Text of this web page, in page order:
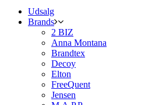
Udsalg
Brands
2 BIZ
Anna Montana
Brandtex
Decoy
Elton
FreeQuent
Jensen